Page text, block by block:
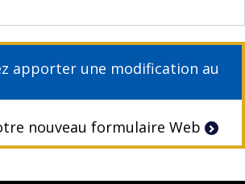
apporter une modification au
nouveau formulaire Web